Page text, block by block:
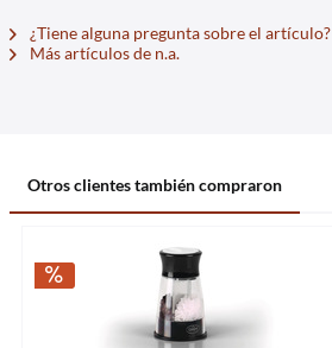
¿Tiene alguna pregunta sobre el artículo?
Más artículos de n.a.
Otros clientes también compraron